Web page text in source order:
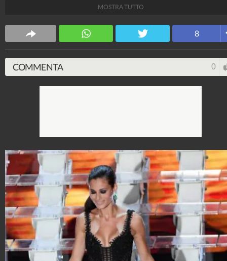
1.515.171.459-1.957 video-138.074 foto
MOSTRA TUTTO
8
COMMENTA 0